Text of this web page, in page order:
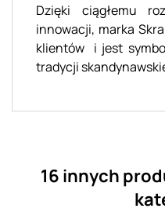
Dzięki ciągłemu
innowacji, marka
klientów i jest
tradycji
16 innych